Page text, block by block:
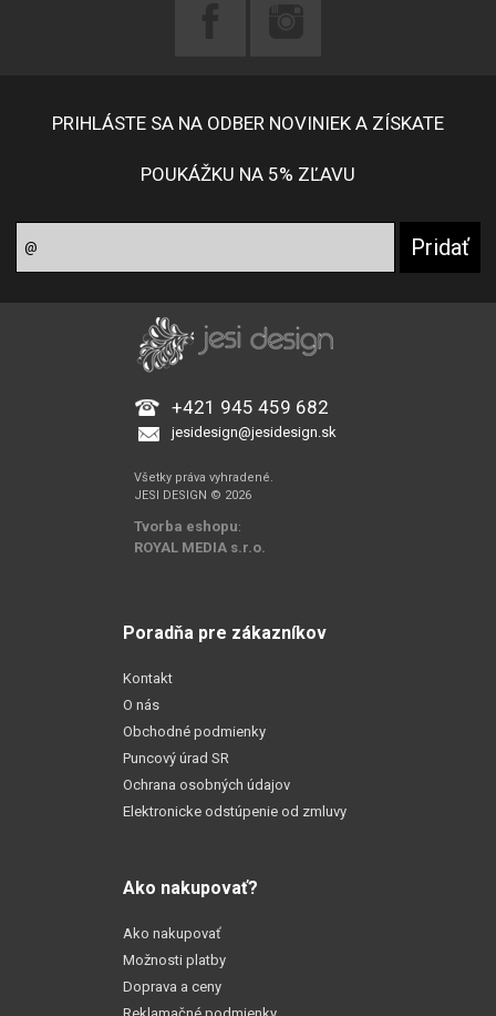
PRIHLÁSTE SA NA ODBER NOVINIEK A ZÍSKATE
POUKÁŽKU NA 5% ZĽAVU
+421 945 459 682
jesidesign@jesidesign.sk
Všetky práva vyhradené.
JESI DESIGN © 2026
Tvorba eshopu:
ROYAL MEDIA s.r.o.
Poradňa pre zákazníkov
Kontakt
O nás
Obchodné podmienky
Puncový úrad SR
Ochrana osobných údajov
Elektronicke odstúpenie od zmluvy
Ako nakupovať?
Ako nakupovať
Možnosti platby
Doprava a ceny
Reklamačné podmienky